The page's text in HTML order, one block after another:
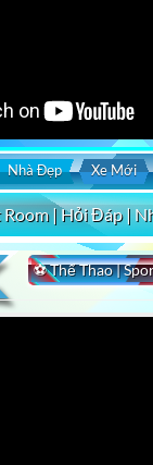
Nhà Đẹp Xe Mới
Room | Hỏi Đáp |
⚽ Thể Thao |